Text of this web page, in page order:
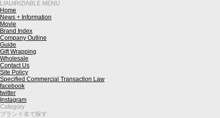
LIAUIRIZIABLE MENU
Home
News + Information
Movie
Brand Index
Company Outline
Guide
Gift Wrapping
Wholesale
Contact Us
Site Policy
Specified Commercial Transaction Law
facebook
twitter
Instagram
Category
ブランド名で探す